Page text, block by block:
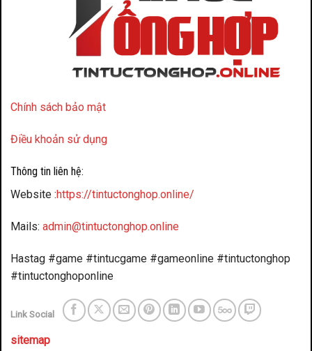
Chính sách bảo mật
Điều khoản sử dụng
Thông tin liên hệ:
Website :https://tintuctonghop.online/
Mails: admin@tintuctonghop.online
Hastag #game #tintucgame #gameonline #tintuctonghop
#tintuctonghoponline
Link Social
sitemap